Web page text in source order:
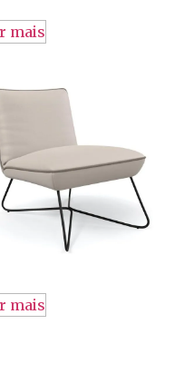
mais
mais